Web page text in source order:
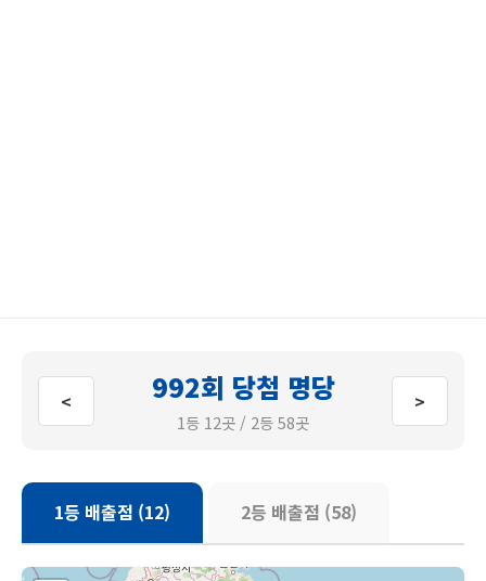
< 992회 당첨 명당
1등 12곳 / 2등 58곳
>
1등 배출점 (12) 2등 배출점 (58)